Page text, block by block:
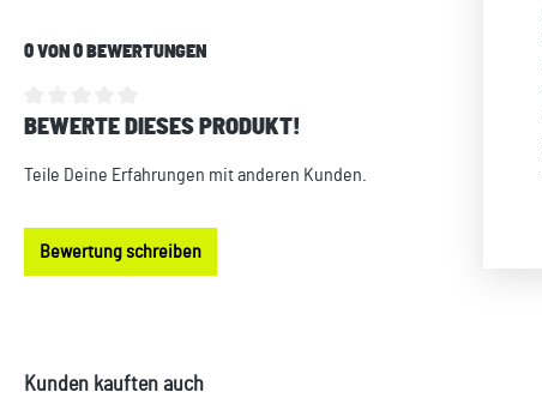
0 VON 0 BEWERTUNGEN
Durchschnittliche Bewertung von 0 von 5 Sternen
BEWERTE DIESES PRODUKT!
Teile Deine Erfahrungen mit anderen Kunden.
Bewertung schreiben
Produktgalerie überspringen
Kunden kauften auch